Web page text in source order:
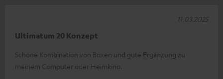
Ultimatum 20 Konzept
Schöne Kombination von Boxen und gute Ergänzung zu
meinem Computer oder Heimkino.
11.03.2025